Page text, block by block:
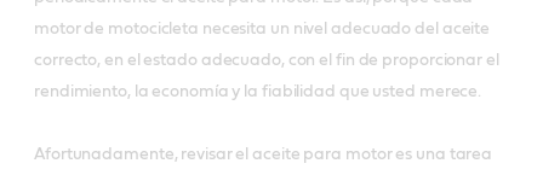
motor de motocicleta necesita un nivel adecuado del aceite
correcto, en el estado adecuado, con el fin de proporcionar el
rendimiento, la economía y la fiabilidad que usted merece.
Afortunadamente, revisar el aceite para motor es una tarea